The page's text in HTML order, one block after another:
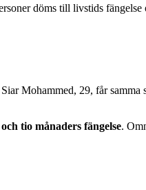
döms till livstids
Mohammed, 29, får
tio månaders fängelse.